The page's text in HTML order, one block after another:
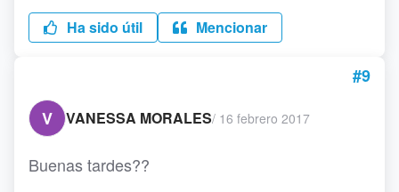
Ha sido útil Mencionar
#9
V
VANESSA MORALES/ 16 febrero 2017
Buenas tardes??